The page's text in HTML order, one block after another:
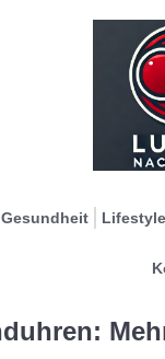
Gesundheit Lifestyle